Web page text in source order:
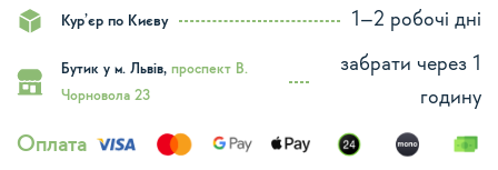
Кур’єр по Києву 1–2 робочі дні
Бутик у м. Львів, проспект В.
Чорновола 23
забрати через 1
годину
Оплата